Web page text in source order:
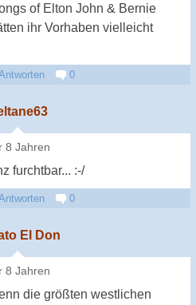
of Elton John & Bernie
ihr Vorhaben vielleicht
0
8 Jahren
furchtbar... :-/
0
El Don
8 Jahren
die größten westlichen